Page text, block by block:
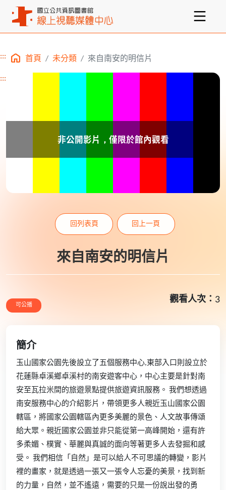
主要內容區塊
::: 首頁 未分類 來自南安的明信片
:::
來自南安的明信片
回列表頁 回上一頁
可公播
觀看人次： 3
簡介
玉山國家公園先後設立了五個服務中心,東部入口則設立於
花蓮縣卓溪鄉卓溪村的南安遊客中心，中心主要是針對南
安至瓦拉米間的旅遊景點提供旅遊資訊服務。 我們想透過
南安服務中心的介紹影片，帶領更多人親近玉山國家公園
轄區，將國家公園轄區內更多美麗的景色、人文故事傳頌
給大眾。親近國家公園並非只能從第一高峰開始，還有許
多柔媚、樸實、華麗與真誠的面向等著更多人去發掘和感
受。 我們相信「自然」是可以給人不可思議的轉變，影片
裡的畫家，就是透過一張又一張令人忘憂的美景，找到新
的力量，自然，並不遙遠，需要的只是一份說出發的勇